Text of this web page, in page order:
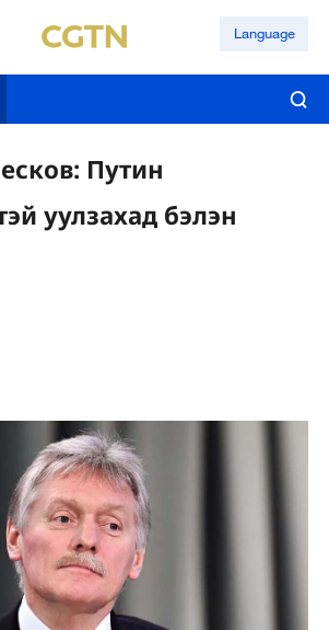
Language
Путин
уулзахад бэлэн